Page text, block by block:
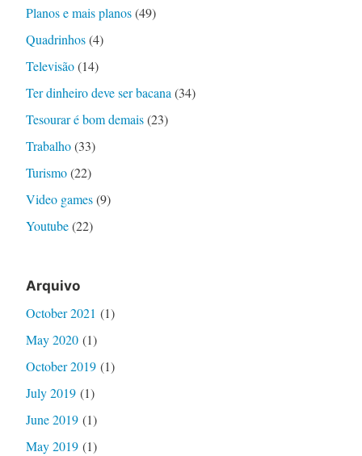
Planos e mais planos(49)
Quadrinhos(4)
Televisão(14)
Ter dinheiro deve ser bacana(34)
Tesourar é bom demais(23)
Trabalho(33)
Turismo(22)
Video games(9)
Youtube(22)
Arquivo
October 2021 (1)
May 2020(1)
October 2019(1)
July 2019(1)
June 2019(1)
May 2019(1)